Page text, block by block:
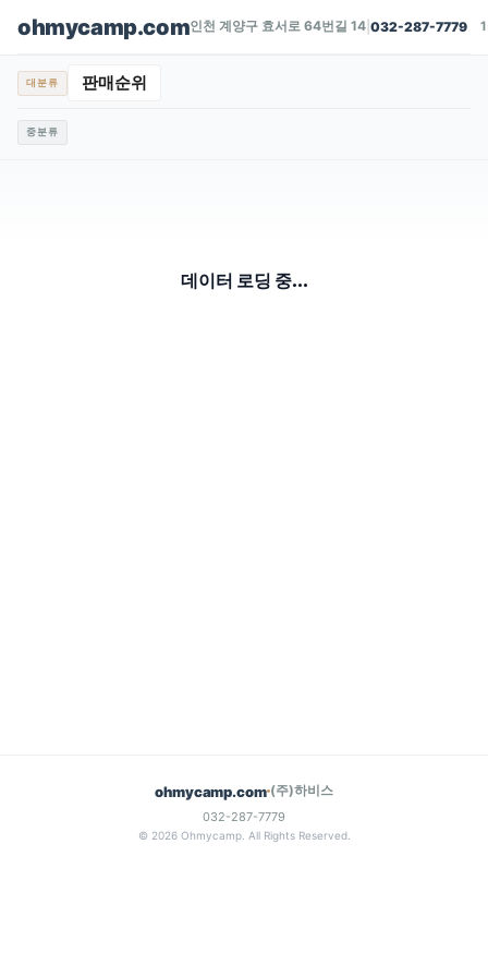
ohmycamp.com인천 계양구 효서로 64번길 14 |032-287-7779
대분류 판매순위
중분류
데이터 로딩 중...
ohmycamp.com (주)하비스
032-287-7779
© 2026 Ohmycamp. All Rights Reserved.